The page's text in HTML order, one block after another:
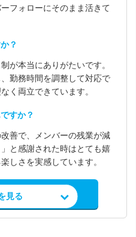
フォローにそのまま活きて
？
が本当にありがたいです。
勤務時間を調整して対応で
く両立できています。
すか？
善で、メンバーの残業が減
と感謝された時はとても嬉
しさを実感しています。
を見る
見る